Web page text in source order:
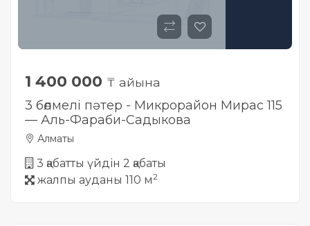
1 400 000 ₸ айына
3 бөлмелі пәтер - Микрорайон Мирас 115
— Аль-Фараби-Садыкова
Алматы
3 қабатты үйдін 2 қабаты
жалпы ауданы 110 м2